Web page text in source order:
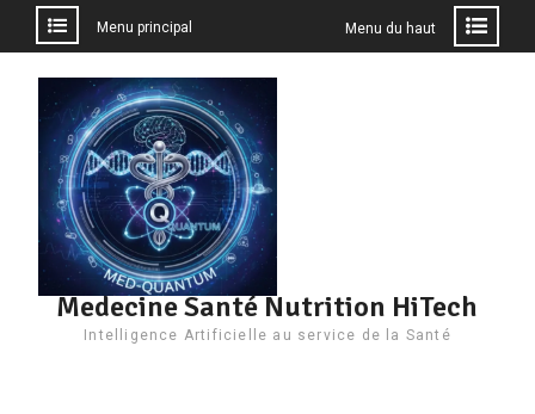
contenu
Menu principal Menu du haut
Medecine Santé Nutrition HiTech
Intelligence Artificielle au service de la Santé